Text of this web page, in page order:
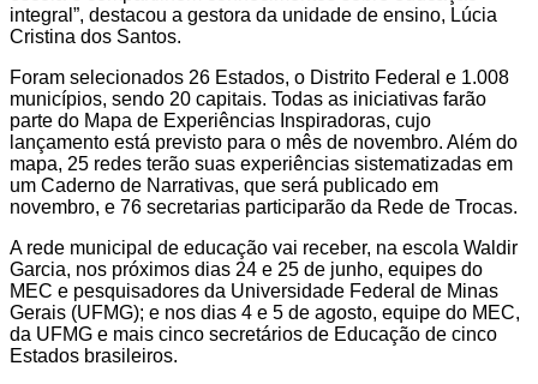
integral”, destacou a gestora da unidade de ensino, Lúcia
Cristina dos Santos.
Foram selecionados 26 Estados, o Distrito Federal e 1.008
municípios, sendo 20 capitais. Todas as iniciativas farão
parte do Mapa de Experiências Inspiradoras, cujo
lançamento está previsto para o mês de novembro. Além do
mapa, 25 redes terão suas experiências sistematizadas em
um Caderno de Narrativas, que será publicado em
novembro, e 76 secretarias participarão da Rede de Trocas.
A rede municipal de educação vai receber, na escola Waldir
Garcia, nos próximos dias 24 e 25 de junho, equipes do
MEC e pesquisadores da Universidade Federal de Minas
Gerais (UFMG); e nos dias 4 e 5 de agosto, equipe do MEC,
da UFMG e mais cinco secretários de Educação de cinco
Estados brasileiros.